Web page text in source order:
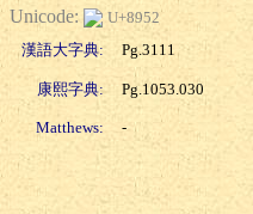
Unicode:
U+8952
漢語大字典:
Pg.3111
康熙字典: Pg.1053.030
Matthews: -